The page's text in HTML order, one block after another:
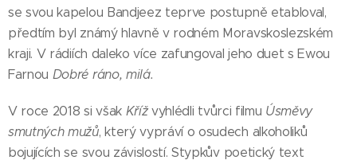
se svou kapelou Bandjeez teprve postupně etabloval,
předtím byl známý hlavně v rodném Moravskoslezském
kraji. V rádiích daleko více zafungoval jeho duet s Ewou
Farnou Dobré ráno, milá.
V roce 2018 si však Křížvyhlédli tvůrci filmu Úsměvy
smutných mužů, který vypráví o osudech alkoholiků
bojujících se svou závislostí. Stypkův poetický text